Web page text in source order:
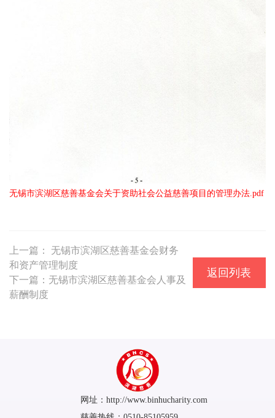
无锡市滨湖区慈善基金会关于资助社会公益慈善项目的管理办法.pdf
上一篇： 无锡市滨湖区慈善基金会财务
和资产管理制度
下一篇：无锡市滨湖区慈善基金会人事及
薪酬制度
返回列表
网址：http://www.binhucharity.com